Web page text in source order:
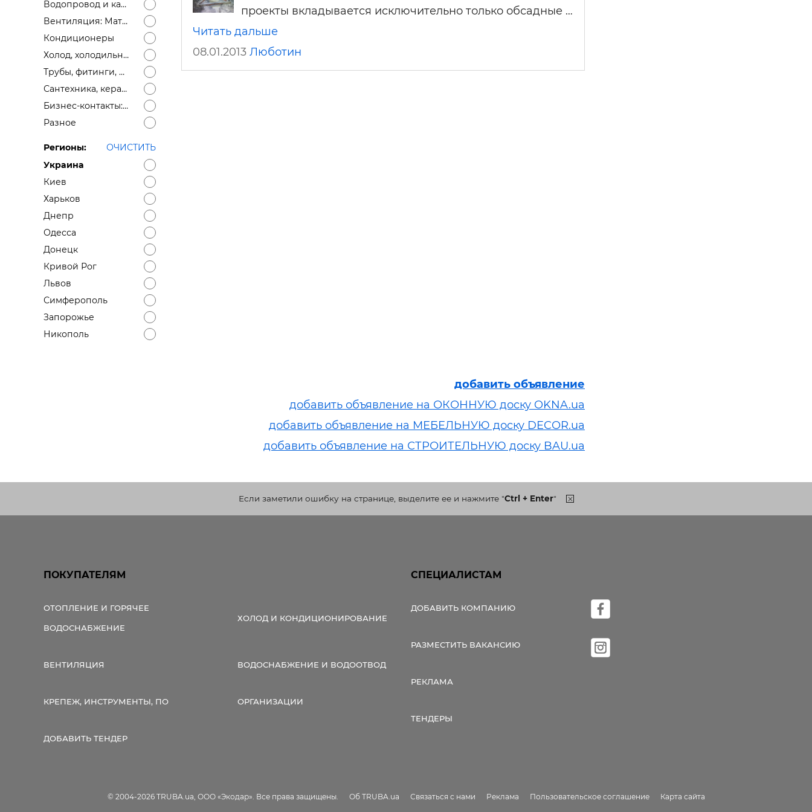
Водопровод и канализация: Материалы
Вентиляция: Материалы
Кондиционеры
Холод, холодильное оборудование
Трубы, фитинги, дымоходы
Сантехника, керамика
Бизнес-контакты: ищем поставщика, ищем дилеров, монтажные организации
Разное
Регионы:
ОЧИСТИТЬ
Украина
Киев
Харьков
Днепр
Одесса
Донецк
Кривой Рог
Львов
Симферополь
Запорожье
Никополь
проекты вкладывается исключительно только обсадные …
Читать дальше
08.01.2013 Люботин
добавить объявление
добавить объявление на ОКОННУЮ доску OKNA.ua
добавить объявление на МЕБЕЛЬНУЮ доску DECOR.ua
добавить объявление на СТРОИТЕЛЬНУЮ доску BAU.ua
Если заметили ошибку на странице, выделите ее и нажмите"Ctrl + Enter"
ПОКУПАТЕЛЯМ
ОТОПЛЕНИЕ И ГОРЯЧЕЕ
ВОДОСНАБЖЕНИЕ
ХОЛОД И КОНДИЦИОНИРОВАНИЕ
ВЕНТИЛЯЦИЯ ВОДОСНАБЖЕНИЕ И ВОДООТВОД
КРЕПЕЖ, ИНСТРУМЕНТЫ, ПО ОРГАНИЗАЦИИ
ДОБАВИТЬ ТЕНДЕР
СПЕЦИАЛИСТАМ
ДОБАВИТЬ КОМПАНИЮ
РАЗМЕСТИТЬ ВАКАНСИЮ
РЕКЛАМА
ТЕНДЕРЫ
© 2004-2026 TRUBA.ua, ООО «Экодар». Все права защищены. Об TRUBA.ua Связаться с нами Реклама Пользовательское соглашение Карта сайта